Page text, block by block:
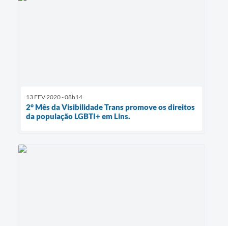
13 FEV 2020 - 08h14
2° Mês da Visibilidade Trans promove os direitos
da população LGBTI+ em Lins.